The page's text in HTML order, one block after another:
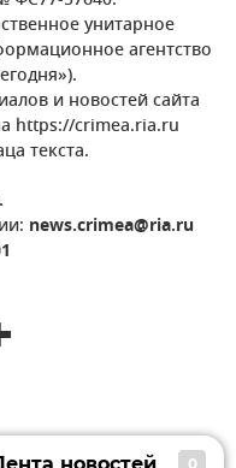
унитарное
агентство
и новостей сайта
https://crimea.ria.ru
текста.
news.crimea@ria.ru
0